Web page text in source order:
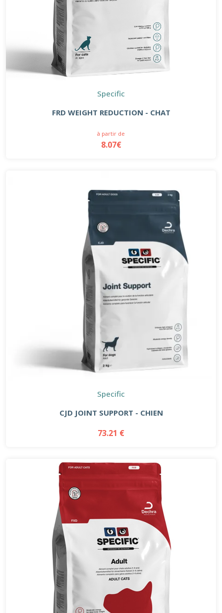
Specific
FRD WEIGHT REDUCTION - CHAT
à partir de
8.07€
Specific
CJD JOINT SUPPORT - CHIEN
73.21 €